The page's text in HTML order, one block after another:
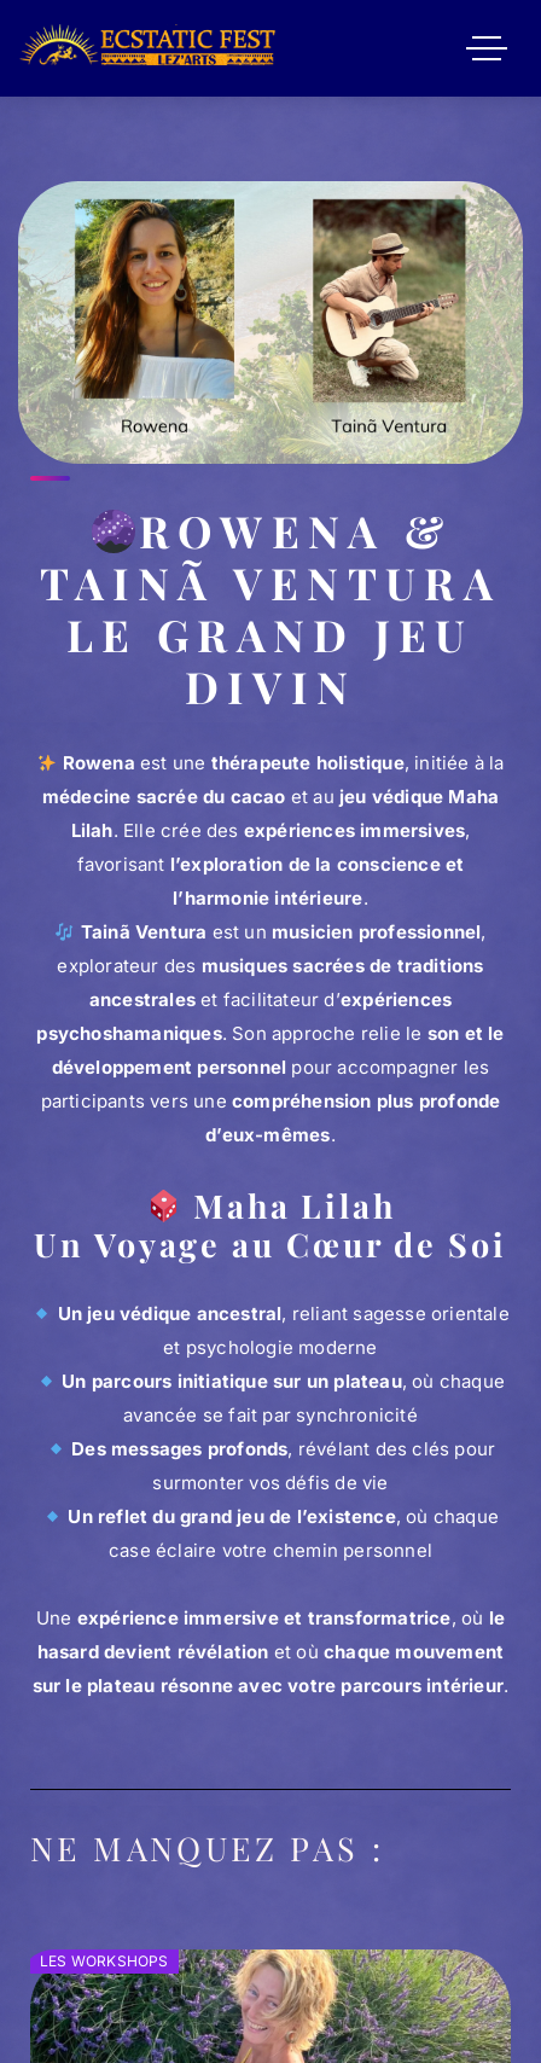
ROWENA &
TAINÃ VENTURA
LE GRAND JEU
DIVIN
Rowena est une thérapeute holistique, initiée à la
médecine sacrée du cacao et au jeu védique Maha
Lilah. Elle crée des expériences immersives,
favorisant l’exploration de la conscience et
l’harmonie intérieure.
Tainã Ventura est un musicien professionnel,
explorateur des musiques sacrées de traditions
ancestrales et facilitateur d’expériences
psychoshamaniques. Son approche relie le son et le
développement personnel pour accompagner les
participants vers une compréhension plus profonde
d’eux-mêmes.
Maha Lilah
Un Voyage au Cœur de Soi
Un jeu védique ancestral, reliant sagesse orientale
et psychologie moderne
Un parcours initiatique sur un plateau, où chaque
avancée se fait par synchronicité
Des messages profonds, révélant des clés pour
surmonter vos défis de vie
Un reflet du grand jeu de l’existence, où chaque
case éclaire votre chemin personnel
Une expérience immersive et transformatrice, où le
hasard devient révélation et oùchaque mouvement
sur le plateau résonne avec votre parcours intérieur.
NE MANQUEZ PAS :
LES WORKSHOPS